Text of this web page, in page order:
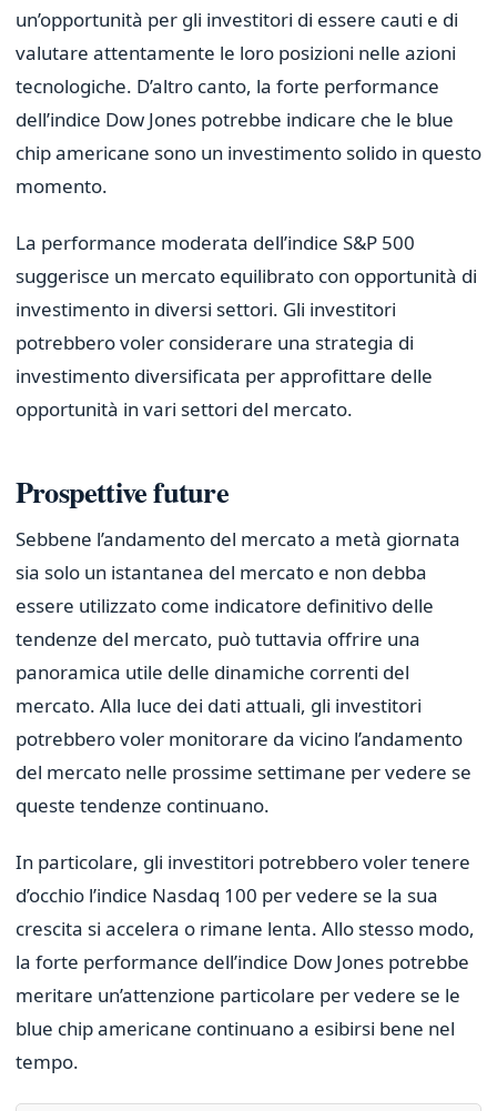
un’opportunità per gli investitori di essere cauti e di
valutare attentamente le loro posizioni nelle azioni
tecnologiche. D’altro canto, la forte performance
dell’indice Dow Jones potrebbe indicare che le blue
chip americane sono un investimento solido in questo
momento.
La performance moderata dell’indice S&P 500
suggerisce un mercato equilibrato con opportunità di
investimento in diversi settori. Gli investitori
potrebbero voler considerare una strategia di
investimento diversificata per approfittare delle
opportunità in vari settori del mercato.
Prospettive future
Sebbene l’andamento del mercato a metà giornata
sia solo un istantanea del mercato e non debba
essere utilizzato come indicatore definitivo delle
tendenze del mercato, può tuttavia offrire una
panoramica utile delle dinamiche correnti del
mercato. Alla luce dei dati attuali, gli investitori
potrebbero voler monitorare da vicino l’andamento
del mercato nelle prossime settimane per vedere se
queste tendenze continuano.
In particolare, gli investitori potrebbero voler tenere
d’occhio l’indice Nasdaq 100 per vedere se la sua
crescita si accelera o rimane lenta. Allo stesso modo,
la forte performance dell’indice Dow Jones potrebbe
meritare un’attenzione particolare per vedere se le
blue chip americane continuano a esibirsi bene nel
tempo.